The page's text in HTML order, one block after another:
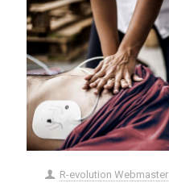
R-evolution Webmaster